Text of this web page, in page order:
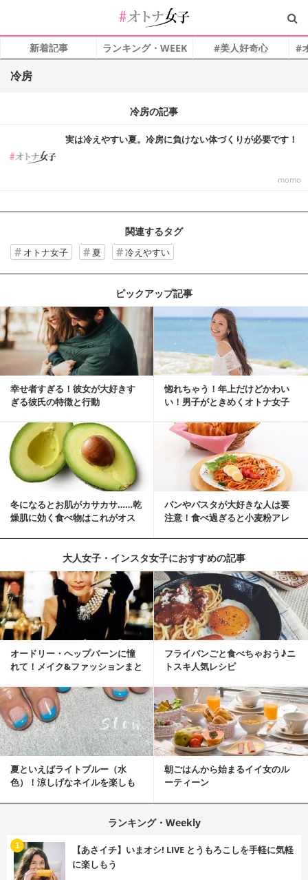
新着記事 ランキング・WEEK #美人好奇心 #
冷房
冷房の記事
実は冷えやすい夏。冷房に負けない体づくりが必要です！
momo
関連するタグ
オトナ女子 夏 冷えやすい
ピックアップ記事
幸せ者すぎる！彼女が大好きす
ぎる彼氏の特徴と行動
惚れちゃう！年上だけどかわい
い！男子がときめくオトナ女子
冬になるとお肌がカサカサ……乾
燥肌に効く食べ物はこれがオス
パンやパスタが大好きな人は要
注意！食べ過ぎると小麦粉アレ
大人女子・インスタ女子におすすめの記事
オードリー・ヘップバーンに憧
れて！メイク&ファッションまと
フライパンごと食べちゃおう♪ニ
トスキ人気レシピ
夏といえばライトブルー（水
色）！涼しげなネイルを楽しも
朝ごはんから始まるイイ女のル
ーティーン
ランキング・Weekly
【あさイチ】いまオシ! LIVE とうもろこしを手軽に気軽
に楽しもう
1